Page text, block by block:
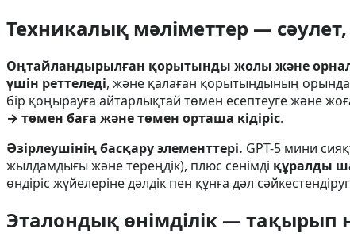
Техникалық мәліметтер —
Оңтайландырылған қорытынды жолы және
үшін реттеледі, және қалаған қорытындының
бір қоңырауға айтарлықтай төмен есептеуге және
→ төмен баға және төмен орташа кідіріс.
Әзірлеушінің басқару элементтері. GPT-5 мини
жылдамдығы және тереңдік), плюс сенімді құралды
өндіріс жүйелеріне дәлдік пен құнға дәл
Эталондық өнімділік — тақырып